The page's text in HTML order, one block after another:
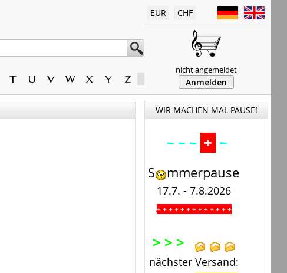
T U V W X Y Z
EUR CHF
nicht angemeldet
Anmelden
WIR MACHEN MAL PAUSE!
~ ~ ~ + ~
S mmerpause
17.7. - 7.8.2026
.+ + + + + + + + + + + + +
> > >
nächster Versand: